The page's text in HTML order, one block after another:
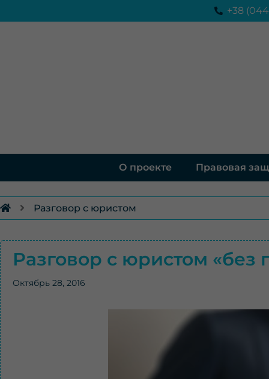
к
+38
О проекте Правовая
Разговор с юристом
Разговор с юристом «без
Октябрь 28, 2016